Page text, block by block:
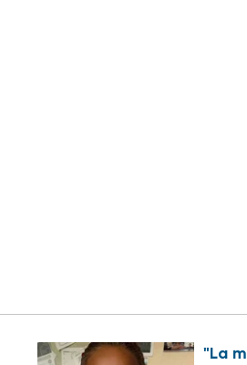
"La